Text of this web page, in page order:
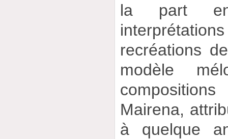
la part
recréations
modèle
Mairena,
à quelque